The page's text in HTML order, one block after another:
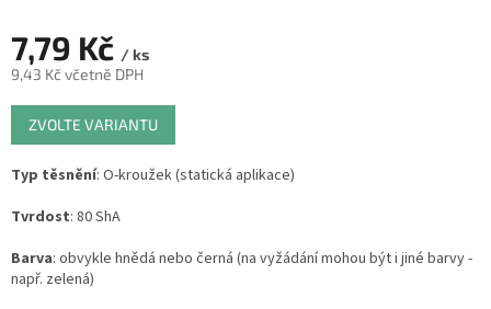
7,79 Kč / ks
9,43 Kč včetně DPH
Měrná
cena:
ZVOLTE VARIANTU
Typ těsnění: O-kroužek (statická aplikace)
Tvrdost: 80 ShA
Barva: obvykle hnědá nebo černá (na vyžádání mohou být i jiné barvy -
např. zelená)